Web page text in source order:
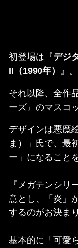
初登場は『デジ
II （1990年） 』。
それ以降、全作
ーズ』のマスコ
デザインは悪魔
ま）」氏で、最
ー」になること
『メガテンシリ
意とし、「炎」
するのがお決ま
基本的に「可愛